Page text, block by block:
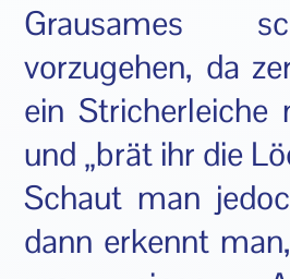
Grausames
vorzugehen, da
ein
und „brät ihr die
Schaut man
dann erkennt